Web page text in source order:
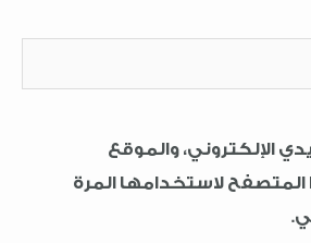
الإلكتروني، والموقع
المتصفح لاستخدامها المرة